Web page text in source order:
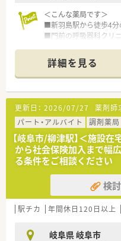
＜こんな薬局です＞
■新羽島駅から徒歩4分
■門前の呼吸器科クリ
■施設在宅にも対応して
＜オススメポイント＞
■扶養範囲内から検討
下さい
■ヘルプ体制が整ってお
です
詳細を見る
更新日： 2026/07/27 薬剤師
パート・アルバイト
調剤薬局
【岐阜市/柳津駅】＜施設
から社会保険加入まで幅
る条件をご相談ください
検
駅チカ 年間休日120日以上
岐阜県 岐阜市